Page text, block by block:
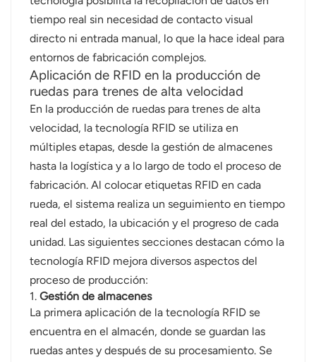
tiempo real sin necesidad de contacto visual
directo ni entrada manual, lo que la hace ideal para
entornos de fabricación complejos.
Aplicación de RFID en la producción de
ruedas para trenes de alta velocidad
En la producción de ruedas para trenes de alta
velocidad, la tecnología RFID se utiliza en
múltiples etapas, desde la gestión de almacenes
hasta la logística y a lo largo de todo el proceso de
fabricación. Al colocar etiquetas RFID en cada
rueda, el sistema realiza un seguimiento en tiempo
real del estado, la ubicación y el progreso de cada
unidad. Las siguientes secciones destacan cómo la
tecnología RFID mejora diversos aspectos del
proceso de producción:
1.Gestión de almacenes
La primera aplicación de la tecnología RFID se
encuentra en el almacén, donde se guardan las
ruedas antes y después de su procesamiento. Se